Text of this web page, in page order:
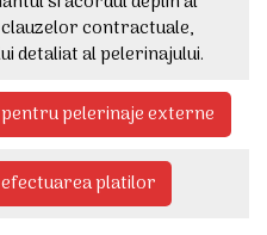
clauzelor contractuale,
detaliat al pelerinajului.
pelerinaje externe
platilor